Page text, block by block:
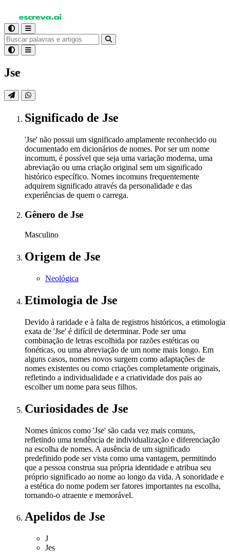
Jse
Significado de Jse
'Jse' não possui um significado amplamente reconhecido ou
documentado em dicionários de nomes. Por ser um nome
incomum, é possível que seja uma variação moderna, uma
abreviação ou uma criação original sem um significado
histórico específico. Nomes incomuns frequentemente
adquirem significado através da personalidade e das
experiências de quem o carrega.
Gênero de Jse
Masculino
Origem de Jse
Neológica
Etimologia de Jse
Devido à raridade e à falta de registros históricos, a etimologia
exata de 'Jse' é difícil de determinar. Pode ser uma
combinação de letras escolhida por razões estéticas ou
fonéticas, ou uma abreviação de um nome mais longo. Em
alguns casos, nomes novos surgem como adaptações de
nomes existentes ou como criações completamente originais,
refletindo a individualidade e a criatividade dos pais ao
escolher um nome para seus filhos.
Curiosidades de Jse
Nomes únicos como 'Jse' são cada vez mais comuns,
refletindo uma tendência de individualização e diferenciação
na escolha de nomes. A ausência de um significado
predefinido pode ser vista como uma vantagem, permitindo
que a pessoa construa sua própria identidade e atribua seu
próprio significado ao nome ao longo da vida. A sonoridade e
a estética do nome podem ser fatores importantes na escolha,
tornando-o atraente e memorável.
Apelidos de Jse
J
Jes